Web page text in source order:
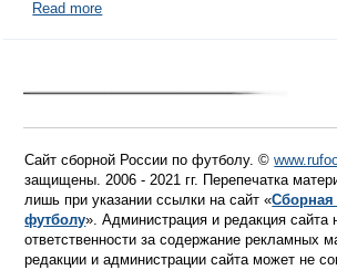
Read more
Сайт сборной России по футболу. ©
защищены. 2006 - 2021 гг. Перепечатка
лишь при указании ссылки на сайт «
футболу». Администрация и редакция сайта
ответственности за содержание рекламных
редакции и администрации сайта может не